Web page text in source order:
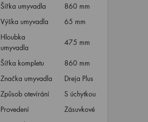
Šířka umyvadla
860 mm
Výška umyvadla
65 mm
Hloubka
umyvadla
475 mm
Šířka kompletu
860 mm
Značka umyvadla
Dreja Plus
Způsob otevírání
S úchytkou
Provedení
Zásuvkové